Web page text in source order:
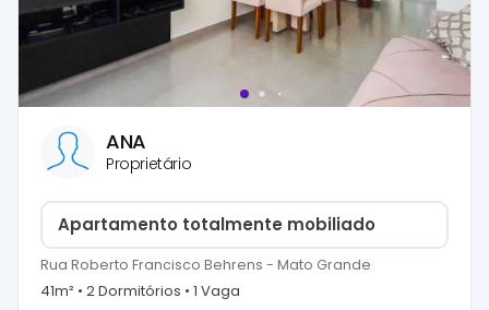
ANA
Proprietário
Apartamento totalmente mobiliado
Rua Roberto Francisco Behrens - Mato Grande
41m² • 2Dormitórios • 1 Vaga